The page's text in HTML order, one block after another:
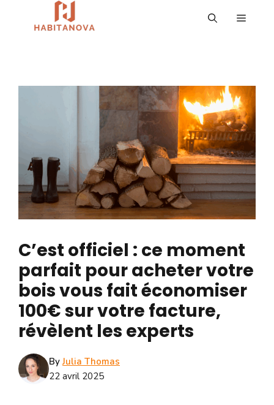
MENU
C’est officiel : ce moment
parfait pour acheter votre
bois vous fait économiser
100€ sur votre facture,
révèlent les experts
ByJulia Thomas
22 avril 2025